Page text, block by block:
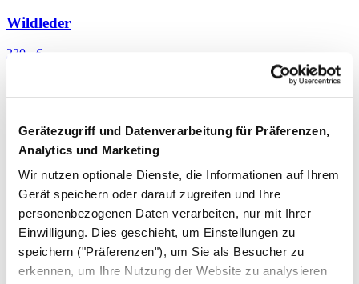
Gerätezugriff und Datenverarbeitung für Präferenzen,
Analytics und Marketing
Wir nutzen optionale Dienste, die Informationen auf Ihrem
Gerät speichern oder darauf zugreifen und Ihre
personenbezogenen Daten verarbeiten, nur mit Ihrer
Einwilligung. Dies geschieht, um Einstellungen zu
speichern ("Präferenzen"), um Sie als Besucher zu
erkennen, um Ihre Nutzung der Website zu analysieren
Wildleder
230,- €